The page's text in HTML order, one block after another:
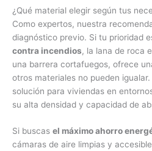
¿Qué material elegir según tus
Como expertos, nuestra
diagnóstico previo. Si tu prioridad
contra incendios, la lana de roca
una barrera cortafuegos, ofrece
otros materiales no pueden
solución para viviendas en
su alta densidad y capacidad de
Si buscas el máximo ahorro
cámaras de aire limpias y